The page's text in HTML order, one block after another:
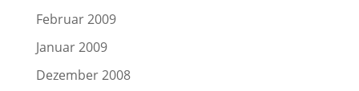
Februar 2009
Januar 2009
Dezember 2008